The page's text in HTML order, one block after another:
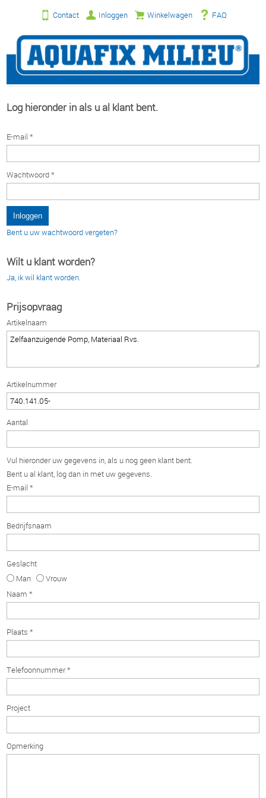
Contact Inloggen Winkelwagen FAQ
Log hieronder in als u al klant bent.
E-mail *
Wachtwoord *
Bent u uw wachtwoord vergeten?
Wilt u klant worden?
Ja, ik wil klant worden.
Prijsopvraag
Artikelnaam
Artikelnummer
Aantal
Vul hieronder uw gegevens in, als u nog geen klant bent.
Bent u al klant, log dan in met uw gegevens.
E-mail *
Bedrijfsnaam
Geslacht
Man
Vrouw
Naam *
Plaats *
Telefoonnummer *
Project
Opmerking